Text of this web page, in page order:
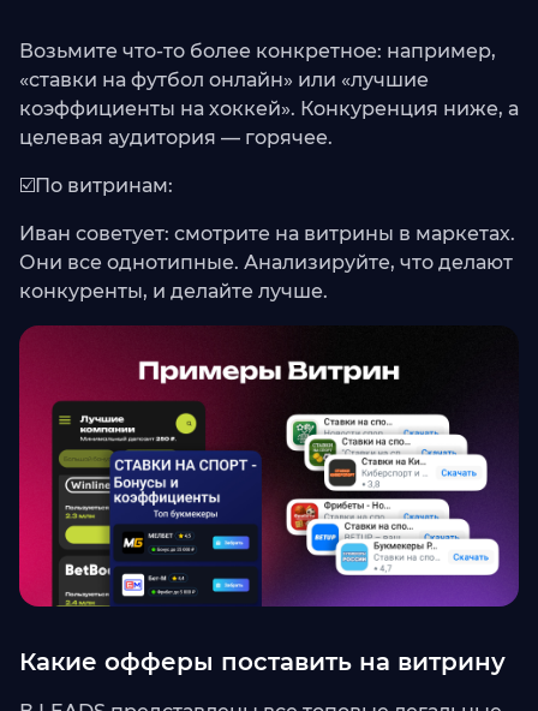
Возьмите что-то более конкретное: например,
«ставки на футбол онлайн» или «лучшие
коэффициенты на хоккей». Конкуренция ниже, а
целевая аудитория — горячее.
☑️По витринам:
Иван советует: смотрите на витрины в маркетах.
Они все однотипные. Анализируйте, что делают
конкуренты, и делайте лучше.
Какие офферы поставить на витрину